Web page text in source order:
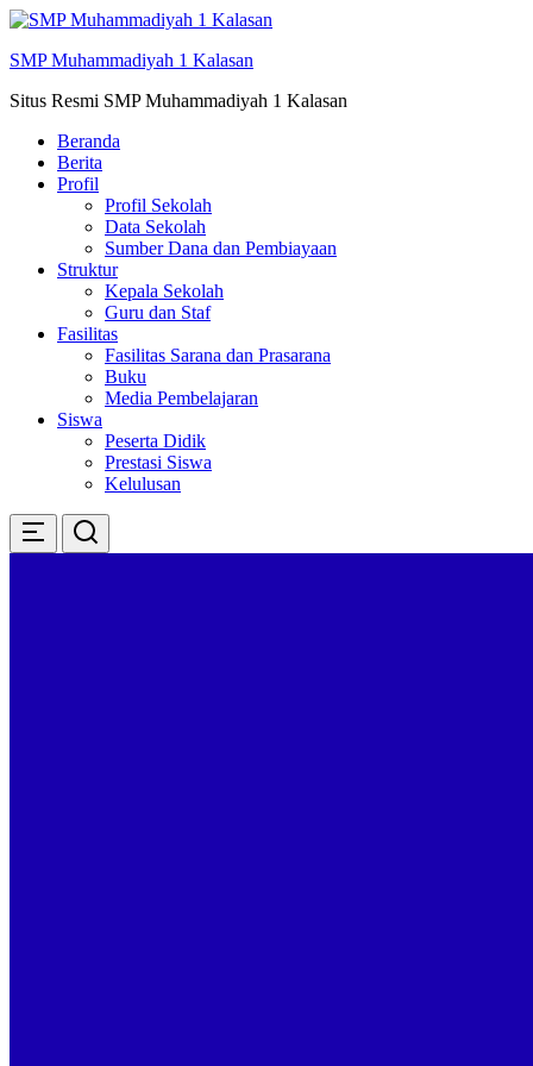
Skip
konten
SMP Muhammadiyah 1 Kalasan
Situs Resmi SMP Muhammadiyah 1 Kalasan
Beranda
Berita
Profil
Profil Sekolah
Data Sekolah
Sumber Dana dan Pembiayaan
Struktur
Kepala Sekolah
Guru dan Staf
Fasilitas
Fasilitas Sarana dan Prasarana
Buku
Media Pembelajaran
Siswa
Peserta Didik
Prestasi Siswa
Kelulusan